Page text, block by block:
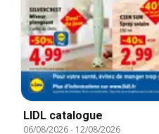
LIDL catalogue
06/08/2026- 12/08/2026